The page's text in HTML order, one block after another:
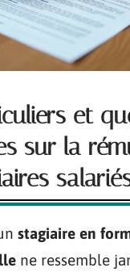
et
sur la
stagiaire en
ne ressemble